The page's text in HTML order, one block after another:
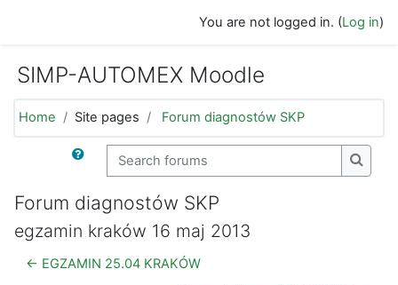
You are not logged in. (Log in)
SIMP-AUTOMEX Moodle
Home Site pages Forum diagnostów SKP
Search forums
Forum diagnostów SKP
egzamin kraków 16 maj 2013
← EGZAMIN 25.04 KRAKÓW